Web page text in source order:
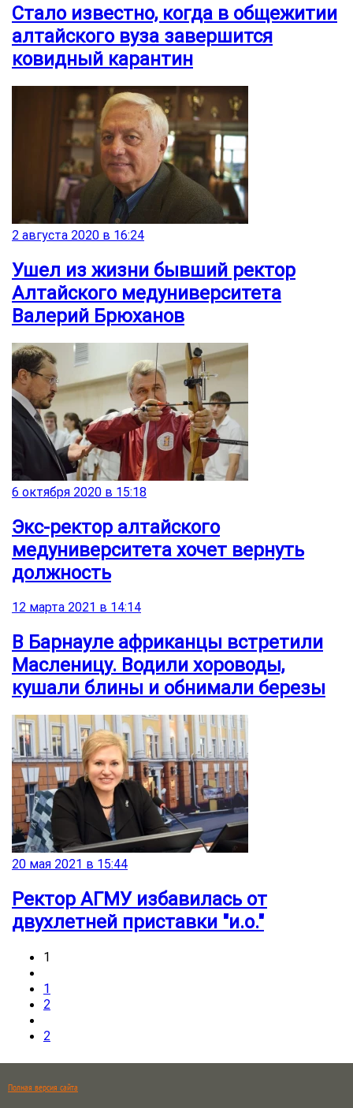
Стало известно, когда в общежитии
алтайского вуза завершится
ковидный карантин
2 августа 2020 в 16:24
Ушел из жизни бывший ректор
Алтайского медуниверситета
Валерий Брюханов
6 октября 2020 в 15:18
Экс-ректор алтайского
медуниверситета хочет вернуть
должность
12 марта 2021 в 14:14
В Барнауле африканцы встретили
Масленицу. Водили хороводы,
кушали блины и обнимали березы
20 мая 2021 в 15:44
Ректор АГМУ избавилась от
двухлетней приставки "и.о."
1
1
2
2
Полная версия сайта